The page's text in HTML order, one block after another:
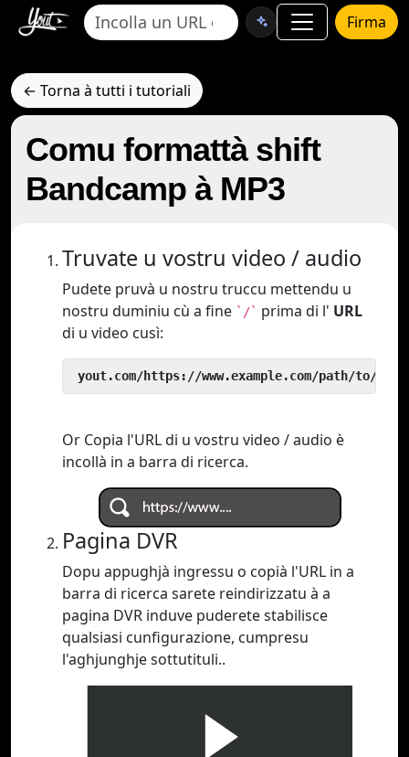
Firma
← Torna à tutti i tutoriali
Comu formattà shift
Bandcamp à MP3
Truvate u vostru video / audio
Pudete pruvà u nostru truccu mettendu u
nostru duminiu cù a fine `/` prima di l' URL
di u video cusì:
yout.com/https://www.example.com/path/to/
Or Copia l'URL di u vostru video / audio è
incollà in a barra di ricerca.
Pagina DVR
Dopu appughjà ingressu o copià l'URL in a
barra di ricerca sarete reindirizzatu à a
pagina DVR induve puderete stabilisce
qualsiasi cunfigurazione, cumpresu
l'aghjunghje sottutituli..